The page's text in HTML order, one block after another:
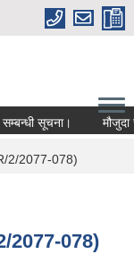
सूचना। मौजुदा
2/2077-078)
2077-078)